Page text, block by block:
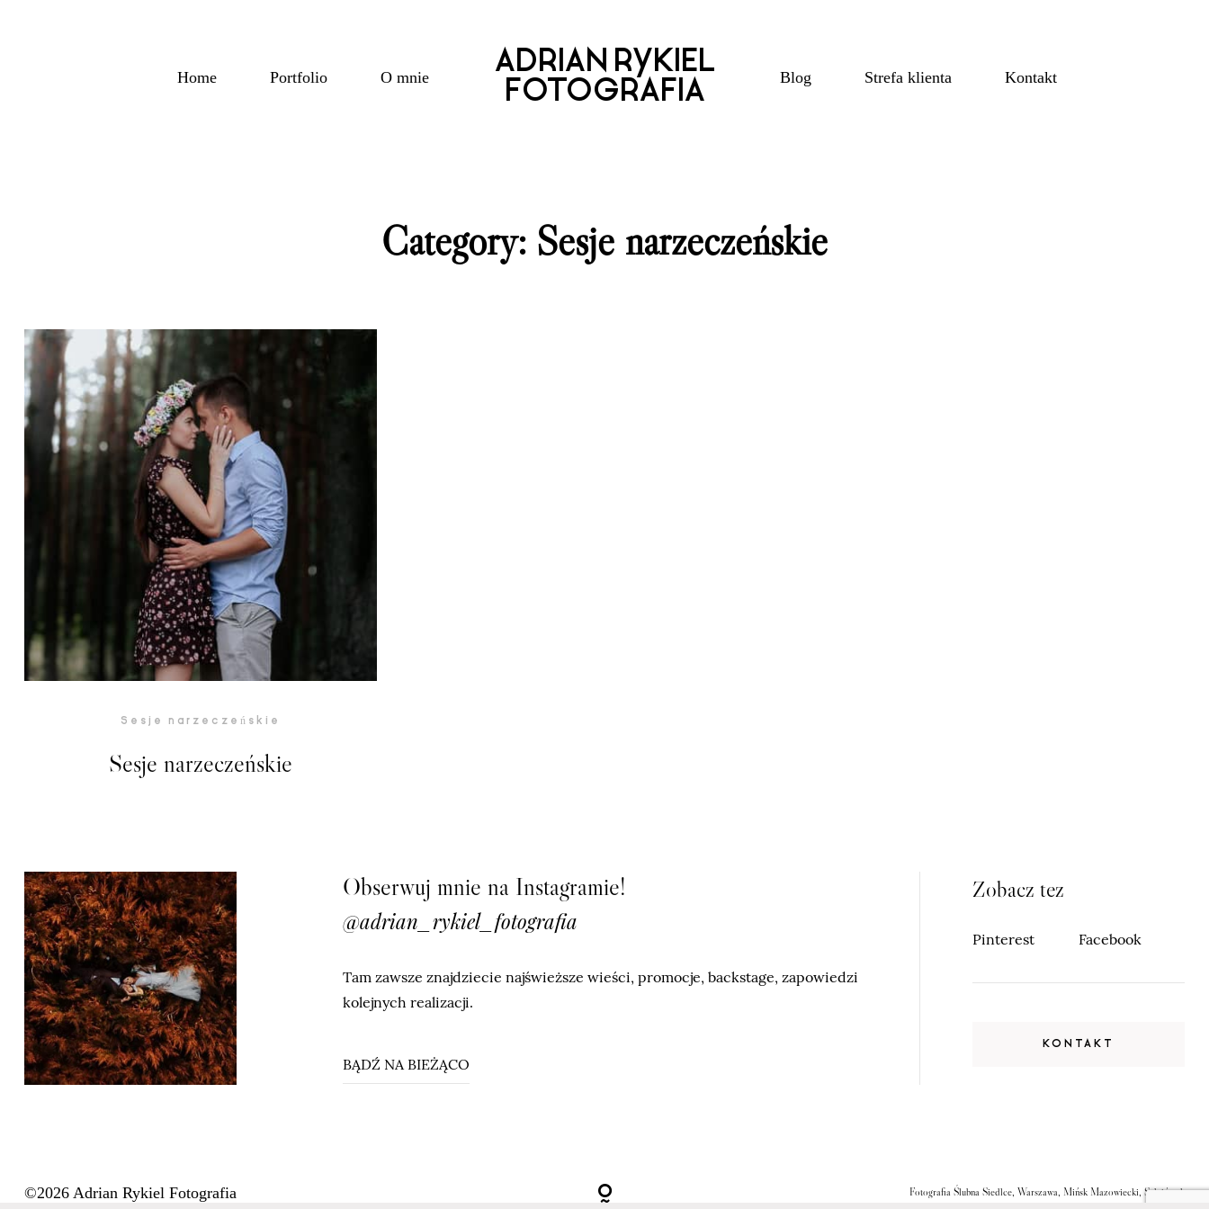
Home Portfolio O mnie
ADRIAN RYKIEL
FOTOGRAFIA
Blog Strefa klienta Kontakt
Category: Sesje narzeczeńskie
Sesje narzeczeńskie
Sesje narzeczeńskie
Obserwuj mnie na Instagramie!
@adrian_rykiel_fotografia
Tam zawsze znajdziecie najświeższe wieści, promocje, backstage, zapowiedzi
kolejnych realizacji.
BĄDŹ NA BIEŻĄCO
Zobacz tez
Pinterest Facebook
KONTAKT
©2026 Adrian Rykiel Fotografia Fotografia Ślubna Siedlce, Warszawa, Mińsk Mazowiecki, Sulejówek